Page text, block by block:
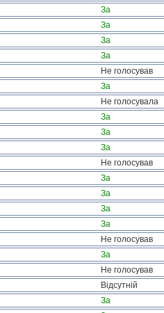
За
За
За
За
Не голосував
За
Не голосувала
За
За
За
Не голосував
За
За
За
За
Не голосував
За
Не голосував
Відсутній
За